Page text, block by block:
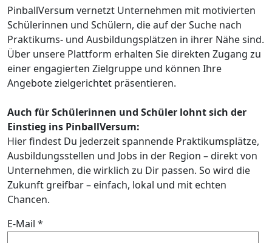
PinballVersum vernetzt Unternehmen mit motivierten
Schülerinnen und Schülern, die auf der Suche nach
Praktikums- und Ausbildungsplätzen in ihrer Nähe sind.
Über unsere Plattform erhalten Sie direkten Zugang zu
einer engagierten Zielgruppe und können Ihre
Angebote zielgerichtet präsentieren.
Auch für Schülerinnen und Schüler lohnt sich der
Einstieg ins PinballVersum:
Hier findest Du jederzeit spannende Praktikumsplätze,
Ausbildungsstellen und Jobs in der Region – direkt von
Unternehmen, die wirklich zu Dir passen. So wird die
Zukunft greifbar – einfach, lokal und mit echten
Chancen.
E-Mail *